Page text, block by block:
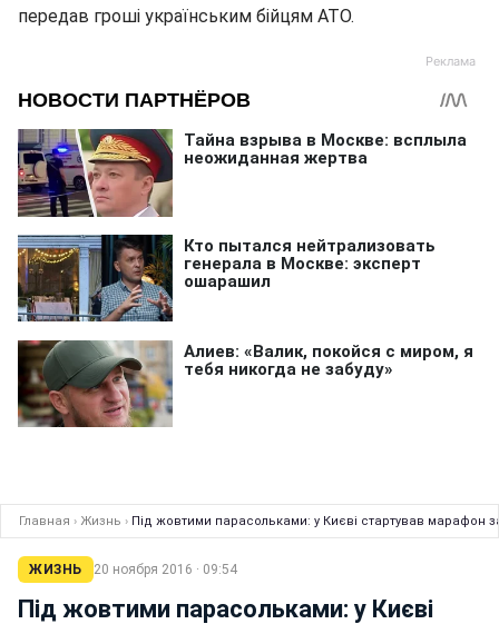
передав гроші українським бійцям АТО.
Главная › Жизнь › Під жовтими парасольками: у Києві стартував марафон
ЖИЗНЬ 20 ноября 2016 · 09:54
Під жовтими парасольками: у Києві